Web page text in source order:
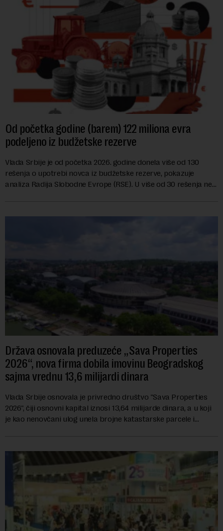
Od početka godine (barem) 122 miliona evra
podeljeno iz budžetske rezerve
Vlada Srbije je od početka 2026. godine donela više od 130
rešenja o upotrebi novca iz budžetske rezerve, pokazuje
analiza Radija Slobodne Evrope (RSE). U više od 30 rešenja ne
Država osnovala preduzeće „Sava Properties
2026“, nova firma dobila imovinu Beogradskog
sajma vrednu 13,6 milijardi dinara
Vlada Srbije osnovala je privredno društvo "Sava Properties
2026", čiji osnovni kapital iznosi 13,64 milijarde dinara, a u koji
je kao nenovčani ulog unela brojne katastarske parcele i